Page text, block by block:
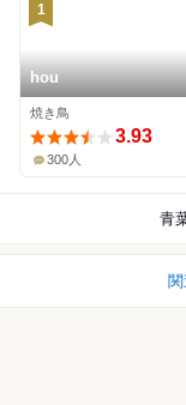
1
hou
焼き鳥
3.93
300人
青